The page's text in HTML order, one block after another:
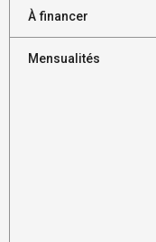
À financer
Mensualités